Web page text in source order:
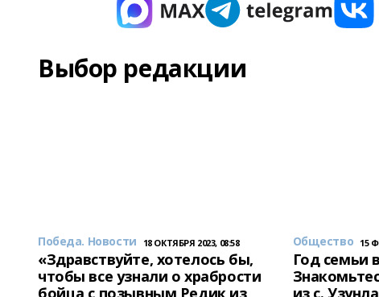
Выбор редакции
Победа. Новости 18 ОКТЯБРЯ 2023, 08:58
«Здравствуйте, хотелось бы,
чтобы все узнали о храбрости
бойца с позывным Редик из
Общество 15
Год семьи
из с.